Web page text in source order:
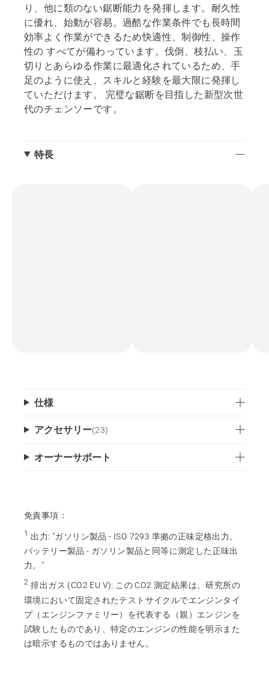
り、他に類のない鋸断能力を発揮します。耐久性
に優れ、始動が容易。過酷な作業条件でも長時間
効率よく作業ができるため快適性、制御性、操作
性の すべてが備わっています。伐倒、枝払い、玉
切りとあらゆる作業に最適化されているため、手
足のように使え、スキルと経験を最大限に発揮し
ていただけます。 完璧な鋸断を目指した新型次世
代のチェンソーです。
特長
仕様
アクセサリー(23)
オーナーサポート
免責事項：
1 出力: "ガソリン製品 - ISO 7293 準拠の正味定格出力。
バッテリー製品 - ガソリン製品と同等に測定した正味出
力。"
2 排出ガス (CO2 EU V): この CO2 測定結果は、研究所の
環境において固定されたテストサイクルでエンジンタイ
プ（エンジンファミリー）を代表する（親）エンジンを
試験したものであり、特定のエンジンの性能を明示また
は暗示するものではありません。